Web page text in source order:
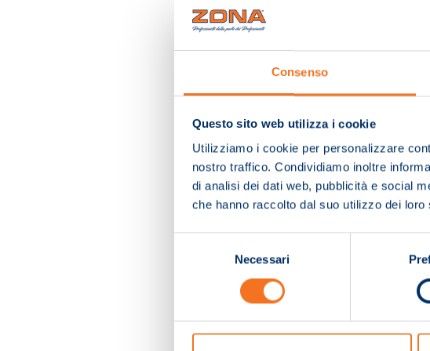
Consenso
Questo sito web utilizza i cookie
Utilizziamo i cookie per personalizzare
nostro traffico. Condividiamo inoltre
di analisi dei dati web, pubblicità e social
che hanno raccolto dal suo utilizzo dei loro
Necessari